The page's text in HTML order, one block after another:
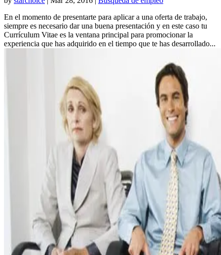
En el momento de presentarte para aplicar a una oferta de trabajo,
siempre es necesario dar una buena presentación y en este caso tu
Currículum Vitae es la ventana principal para promocionar la
experiencia que has adquirido en el tiempo que te has desarrollado...